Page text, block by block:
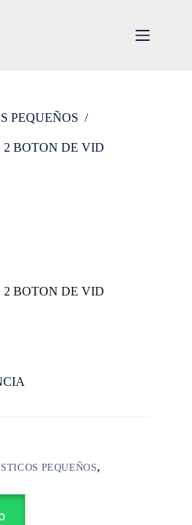
PEQUEÑOS /
BOTON DE VID
BOTON DE VID
PEQUEÑOS,